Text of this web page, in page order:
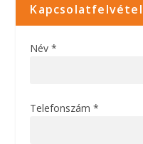
Kapcsolatfelvétel
Név *
Telefonszám *